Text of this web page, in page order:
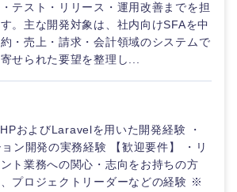
テスト・リリース・運用改善までを担
。主な開発対象は、社内向けSFAを中
・売上・請求・会計領域のシステムで
せられた要望を整理し...
およびLaravelを用いた開発経験 ・
ン開発の実務経験 【歓迎要件】 ・リ
ト業務への関心・志向をお持ちの方
、プロジェクトリーダーなどの経験 ※